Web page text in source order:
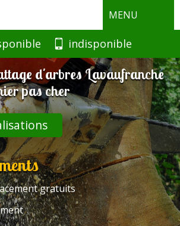
MENU
indisponible
d'arbres Lavaufranche
pas cher
gratuits